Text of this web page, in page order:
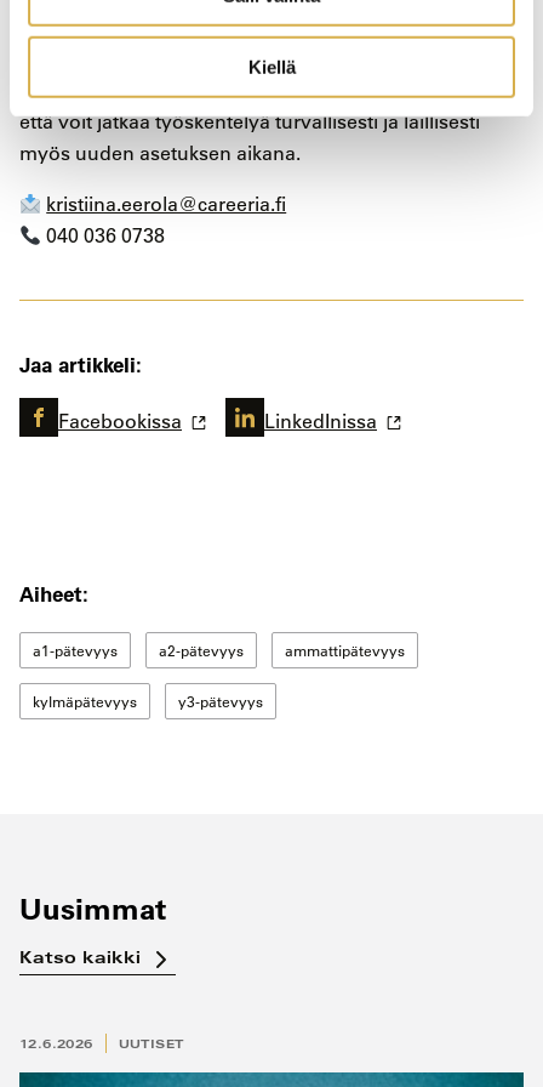
Kiellä
Aiheet:
a1-pätevyys a2-pätevyys ammattipätevyys
kylmäpätevyys y3-pätevyys
Onko nykyinen kylmäpätevyys kunnossa? Varmista,
että voit jatkaa työskentelyä turvallisesti ja laillisesti
myös uuden asetuksen aikana.
kristiina.eerola@careeria.fi
040 036 0738
Jaa artikkeli:
Facebookissa LinkedInissa
Uusimmat
Katso kaikki
12.6.2026 UUTISET